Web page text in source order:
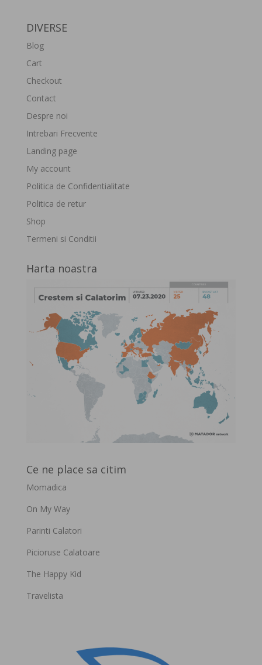
DIVERSE
Blog
Cart
Checkout
Contact
Despre noi
Intrebari Frecvente
Landing page
My account
Politica de Confidentialitate
Politica de retur
Shop
Termeni si Conditii
Harta noastra
Ce ne place sa citim
Momadica
On My Way
Parinti Calatori
Picioruse Calatoare
The Happy Kid
Travelista